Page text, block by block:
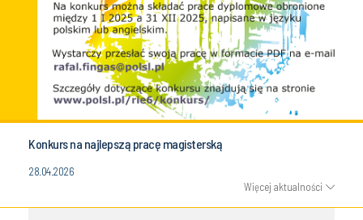
Konkurs na najlepszą pracę magisterską
28.04.2026
Więcej aktualności